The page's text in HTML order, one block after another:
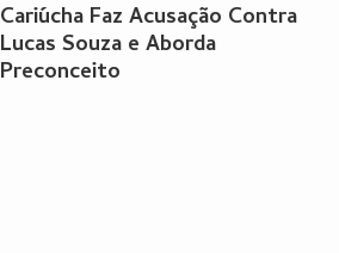
Cariúcha Faz Acusação Contra
Lucas Souza e Aborda
Preconceito